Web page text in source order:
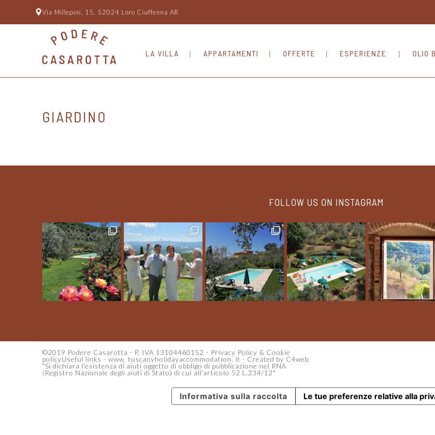
Via Millepini, 15, 52024 Loro Ciuffenna AR
LA VILLA APPARTAMENTI OFFERTE ESPERIENZE OLIO
GIARDINO
FOLLOW US ON INSTAGRAM
©2019 Podere Casarotta - P. IVA 13104460152 - Privacy Policy & Cookie
policyUseful links - www. tuscanyholidayaccommodation. it - Created by C4web
"Si dichiara l’esistenza di aiuti oggetto di obbligo di pubblicazione nel RNA
(Registro Nazionale degli aiuti di Stato) di cui all’articolo 52 L.234/12"
Informativa sulla raccolta Le tue preferenze relative alla